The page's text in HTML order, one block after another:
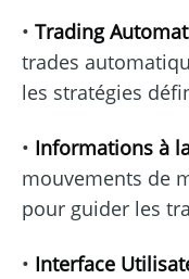
• Trading
trades
les stratégies
• Informations à
mouvements de
pour guider les
• Interface